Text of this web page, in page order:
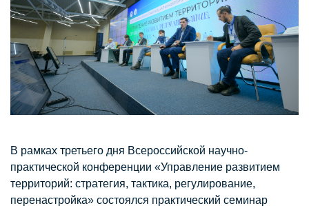
В рамках третьего дня Всероссийской научно-
практической конференции «Управление развитием
территорий: стратегия, тактика, регулирование,
перенастройка» состоялся практический семинар